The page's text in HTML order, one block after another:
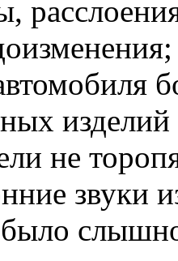
не
звуки